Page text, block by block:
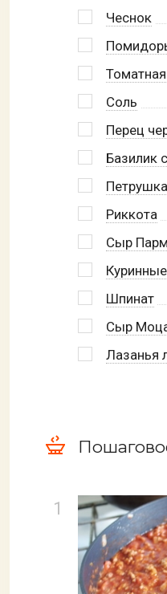
Чеснок
Соль
Перец
Базилик
Риккота
Сыр
Шпинат
Сыр
Лазанья